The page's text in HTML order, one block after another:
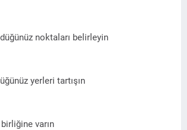
noktaları belirleyin
yerleri tartışın
varın